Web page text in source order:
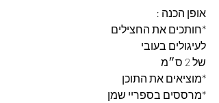
אופן הכנה :
*חותכים את החצילים
לעיגולים בעובי
של 2 ס״מ
*מוציאים את התוכן
*מרססים בספריי שמן